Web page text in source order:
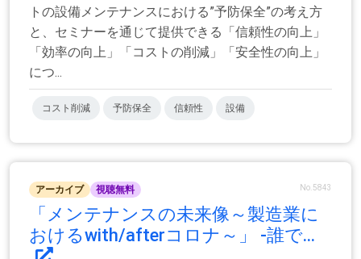
トの設備メンテナンスにおける”予防保全”の考え方
と、セミナーを通じて提供できる「信頼性の向上」
「効率の向上」「コストの削減」「安全性の向上」
につ...
コスト削減 予防保全 信頼性 設備
アーカイブ 視聴無料 No.5843
「メンテナンスの未来像～製造業に
おけるwith/afterコロナ～」 -誰で...